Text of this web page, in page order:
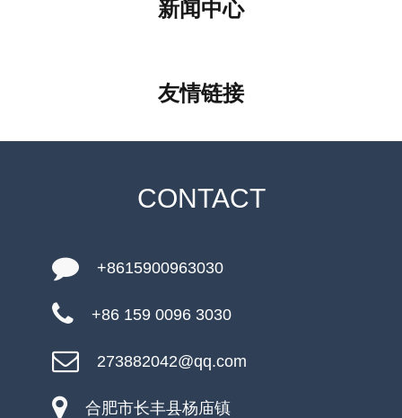
新闻中心
友情链接
CONTACT
+8615900963030
+86 159 0096 3030
273882042@qq.com
合肥市长丰县杨庙镇